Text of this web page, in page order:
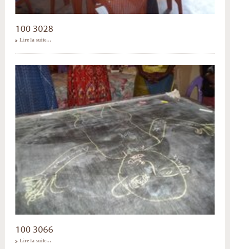
100 3028
Lire la suite…
100 3066
Lire la suite…